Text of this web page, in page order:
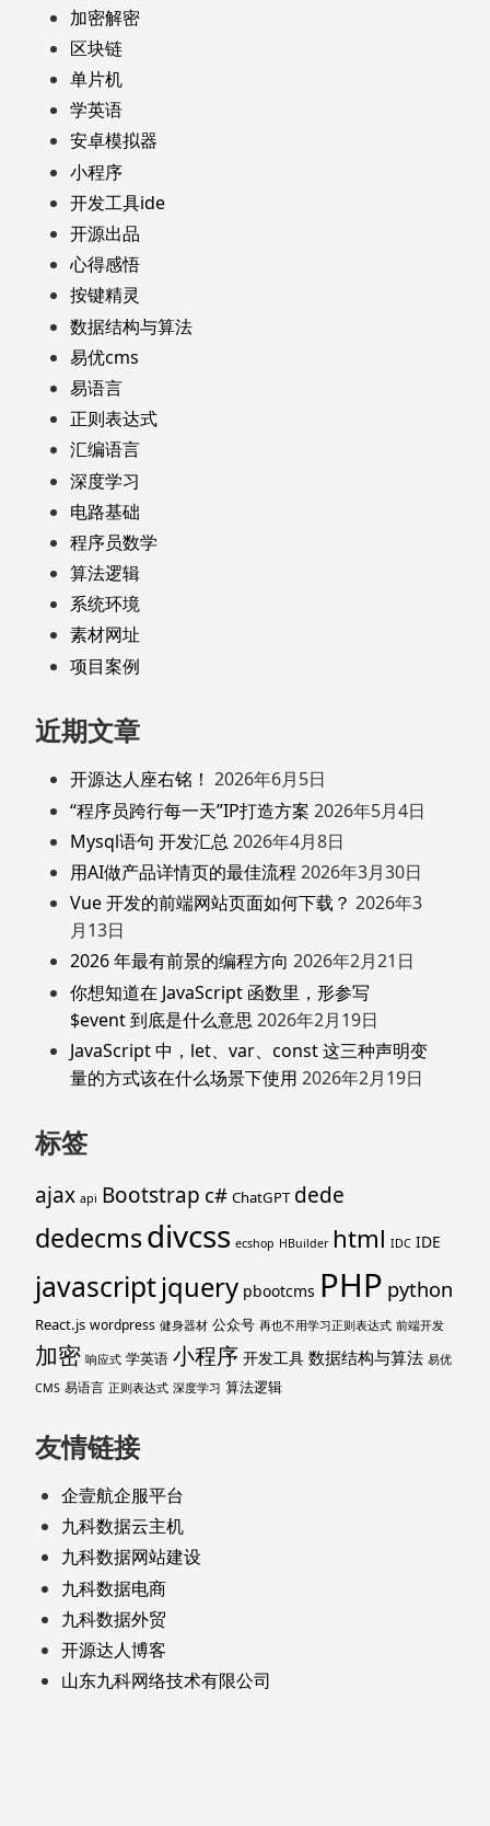
加密解密
区块链
单片机
学英语
安卓模拟器
小程序
开发工具ide
开源出品
心得感悟
按键精灵
数据结构与算法
易优cms
易语言
正则表达式
汇编语言
深度学习
电路基础
程序员数学
算法逻辑
系统环境
素材网址
项目案例
近期文章
开源达人座右铭！ 2026年6月5日
“程序员跨行每一天”IP打造方案 2026年5月4日
Mysql语句 开发汇总 2026年4月8日
用AI做产品详情页的最佳流程 2026年3月30日
Vue 开发的前端网站页面如何下载？ 2026年3
月13日
2026 年最有前景的编程方向 2026年2月21日
你想知道在 JavaScript 函数里，形参写
$event 到底是什么意思 2026年2月19日
JavaScript 中，let、var、const 这三种声明变
量的方式该在什么场景下使用 2026年2月19日
标签
ajax api Bootstrap c# ChatGPT dede
dedecmsdivcss ecshop HBuilder html IDC IDE
javascriptjquery pbootcms PHP python
React.js wordpress 健身器材 公众号 再也不用学习正则表达式 前端开发
加密 响应式 学英语 小程序 开发工具 数据结构与算法 易优
CMS 易语言 正则表达式 深度学习 算法逻辑
友情链接
企壹航企服平台
九科数据云主机
九科数据网站建设
九科数据电商
九科数据外贸
开源达人博客
山东九科网络技术有限公司